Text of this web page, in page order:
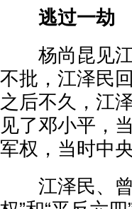
逃过一劫
杨尚昆见江
不批，江泽民
之后不久，江
见了邓小平，
军权，当时中
江泽民、曾